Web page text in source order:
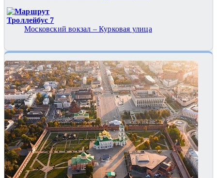
Троллейбус 7
Московский вокзал – Курковая улица